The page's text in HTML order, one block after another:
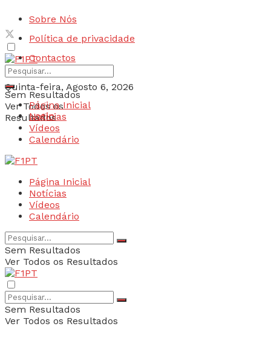
Sobre Nós
Política de privacidade
Contactos
Quinta-feira, Agosto 6, 2026
Login
Sem Resultados
Ver Todos os
Resultados
Página Inicial
Notícias
Vídeos
Calendário
Página Inicial
Notícias
Vídeos
Calendário
Sem Resultados
Ver Todos os Resultados
Sem Resultados
Ver Todos os Resultados